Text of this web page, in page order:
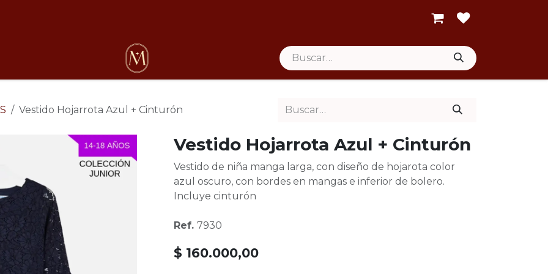
Vestido Hojarrota Azul + Cinturón
Vestido Hojarrota Azul + Cinturón
Vestido de niña manga larga, con diseño de hojarota color
azul oscuro, con bordes en mangas e inferior de bolero.
Incluye cinturón
Ref. 7930
$ 160.000,00